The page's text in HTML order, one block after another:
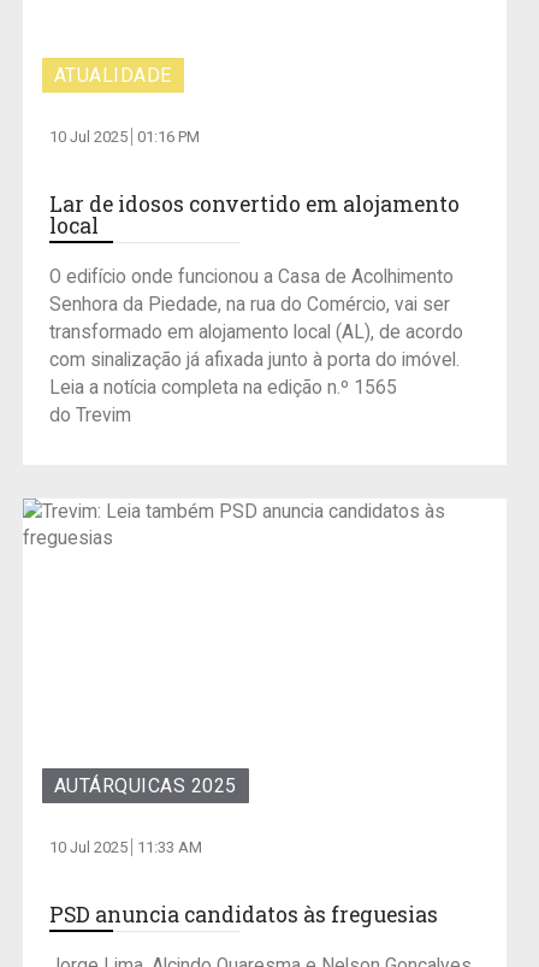
ATUALIDADE
10 Jul 2025 01:16 PM
Lar de idosos convertido em alojamento
local
O edifício onde funcionou a Casa de Acolhimento
Senhora da Piedade, na rua do Comércio, vai ser
transformado em alojamento local (AL), de acordo
com sinalização já afixada junto à porta do imóvel.
Leia a notícia completa na edição n.º 1565
do Trevim
AUTÁRQUICAS 2025
10 Jul 2025 11:33 AM
PSD anuncia candidatos às freguesias